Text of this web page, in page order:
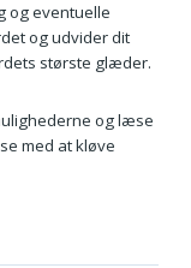
og eventuelle
og udvider dit
største glæder.
og læse
med at kløve